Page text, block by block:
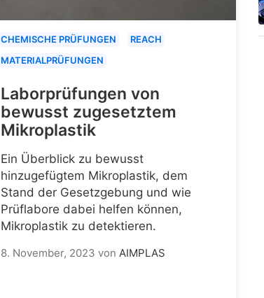
CHEMISCHE PRÜFUNGEN
REACH
MATERIALPRÜFUNGEN
Laborprüfungen von
bewusst zugesetztem
Mikroplastik
Ein Überblick zu bewusst
hinzugefügtem Mikroplastik, dem
Stand der Gesetzgebung und wie
Prüflabore dabei helfen können,
Mikroplastik zu detektieren.
8. November, 2023 von AIMPLAS